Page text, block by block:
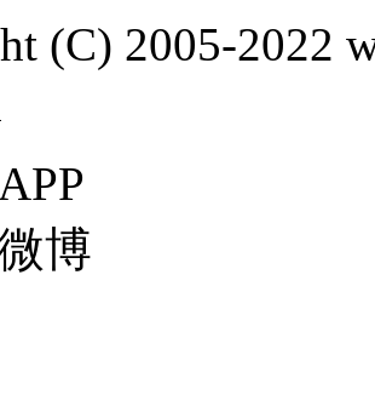
(C) 2005-2022
博